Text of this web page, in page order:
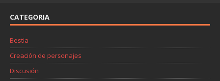
CATEGORIA
Bestia
Creación de personajes
Discusión